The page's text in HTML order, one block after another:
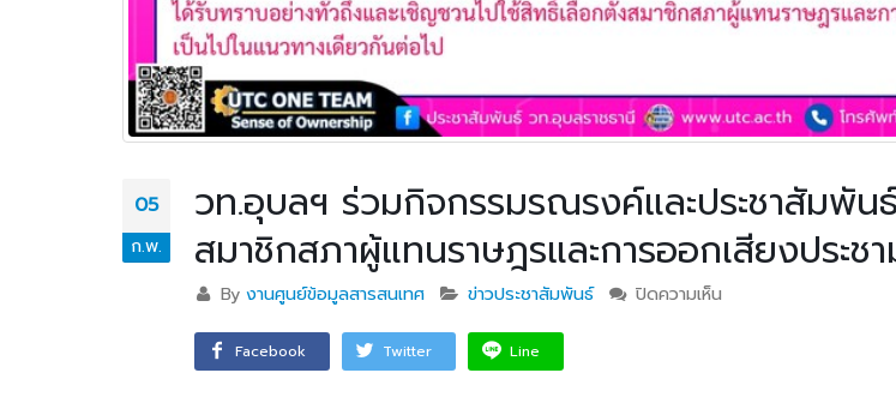
05
ก.พ.
วท.อุบลฯ ร่วมกิจกรรมรณรงค์และประชาสัมพัน
สมาชิกสภาผู้แทนราษฎรและการออกเสียงประช
Byงานศูนย์ข้อมูลสารสนเทศ ข่าวประชาสัมพันธ์ ปิดความเห็น
Facebook Twitter Line